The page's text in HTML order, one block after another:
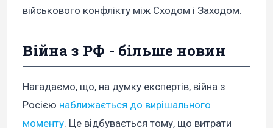
військового конфлікту між Сходом і Заходом.
Війна з РФ - більше новин
Нагадаємо, що, на думку експертів, війна з
Росією наближається до вирішального
моменту. Це відбувається тому, що витрати